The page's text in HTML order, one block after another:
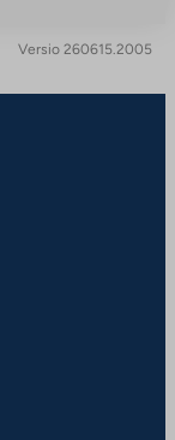
Versio 260615.2005